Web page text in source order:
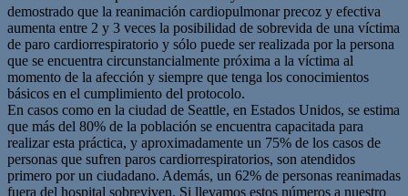
demostrado que la reanimación cardiopulmonar precoz y efectiva
aumenta entre 2 y 3 veces la posibilidad de sobrevida de una víctima
de paro cardiorrespiratorio y sólo puede ser realizada por la persona
que se encuentra circunstancialmente próxima a la víctima al
momento de la afección y siempre que tenga los conocimientos
básicos en el cumplimiento del protocolo.
En casos como en la ciudad de Seattle, en Estados Unidos, se estima
que más del 80% de la población se encuentra capacitada para
realizar esta práctica, y aproximadamente un 75% de los casos de
personas que sufren paros cardiorrespiratorios, son atendidos
primero por un ciudadano. Además, un 62% de personas reanimadas
fuera del hospital sobreviven. Si llevamos estos números a nuestro